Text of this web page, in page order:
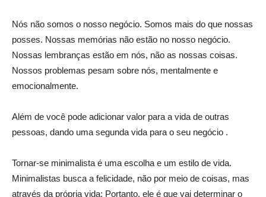
Nós não somos o nosso negócio. Somos mais do que nossas
posses. Nossas memórias não estão no nosso negócio.
Nossas lembranças estão em nós, não as nossas coisas.
Nossos problemas pesam sobre nós, mentalmente e
emocionalmente.
Além de você pode adicionar valor para a vida de outras
pessoas, dando uma segunda vida para o seu negócio .
Tornar-se minimalista é uma escolha e um estilo de vida.
Minimalistas busca a felicidade, não por meio de coisas, mas
através da própria vida; Portanto, ele é que vai determinar o